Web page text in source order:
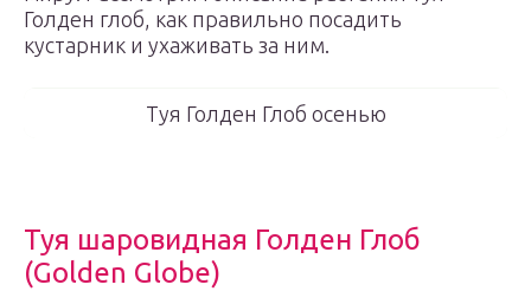
Голден глоб, как правильно посадить
кустарник и ухаживать за ним.
Туя Голден Глоб осенью
Туя шаровидная Голден Глоб
(Golden Globe)